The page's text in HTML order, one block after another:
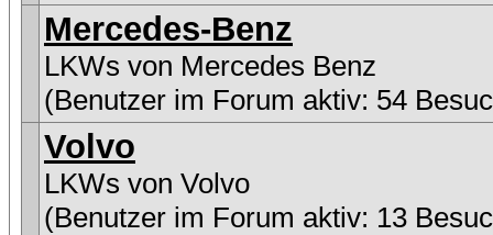
Mercedes-Benz
LKWs von Mercedes Benz
(Benutzer im Forum aktiv: 54
Volvo
LKWs von Volvo
(Benutzer im Forum aktiv: 13